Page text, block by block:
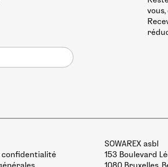
confidentialité
SOWAREX asbl
153 Boulevard
1080 Bruxelles,